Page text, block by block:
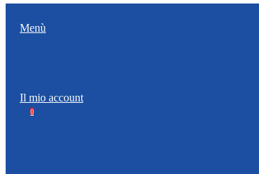
Menù
Il mio account
0